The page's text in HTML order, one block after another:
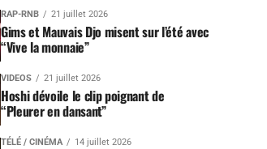
RAP-RNB 21 juillet 2026
Gims et Mauvais Djo misent sur l’été avec
“Vive la monnaie”
VIDEOS 21 juillet 2026
Hoshi dévoile le clip poignant de
“Pleurer en dansant”
TÉLÉ / CINÉMA 14 juillet 2026